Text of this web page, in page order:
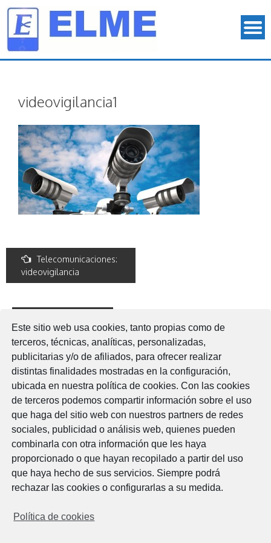
Este sitio web usa cookies, tanto propias como de
terceros, técnicas, analíticas, personalizadas,
publicitarias y/o de afiliados, para ofrecer realizar
distintas finalidades mostradas en la configuración,
ubicada en nuestra política de cookies. Con las cookies
de terceros podemos compartir información sobre el uso
que haga del sitio web con nuestros partners de redes
sociales, publicidad o análisis web, quienes pueden
combinarla con otra información que les haya
proporcionado o que hayan recopilado a partir del uso
que haya hecho de sus servicios. Siempre podrá
rechazar las cookies o configurarlas a su medida.
Política de cookies
videovigilancia1
Post
navigation
Telecomunicaciones:
videovigilancia
Lo siento, debes estarconectado para publicar un
comentario.
Legal
Aviso Legal
Política de cookies
Política de privacidad
Horario